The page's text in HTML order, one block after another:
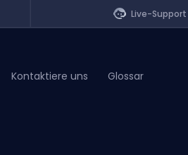
Live-Support
Kontaktiere uns Glossar